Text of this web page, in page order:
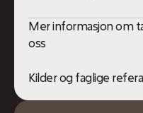
Mer informasjon om
oss
Kilder og faglige